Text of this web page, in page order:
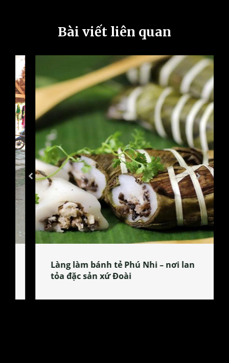
Bài viết liên quan
Làng làm bánh tẻ Phú Nhi – nơi lan
tỏa đặc sản xứ Đoài